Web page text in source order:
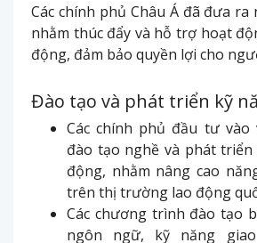
Các chính phủ Châu Á đã đưa ra
nhằm thúc đẩy và hỗ trợ hoạt
động, đảm bảo quyền lợi cho
Đào tạo và phát triển kỹ
Các chính phủ đầu tư vào
đào tạo nghề và phát
động, nhằm nâng cao
trên thị trường lao động
Các chương trình đào tạo
ngôn ngữ, kỹ năng